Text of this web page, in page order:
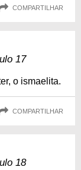
COMPARTILHAR
17
o ismaelita.
COMPARTILHAR
18